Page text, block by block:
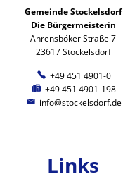
Gemeinde Stockelsdorf
Die Bürgermeisterin
Ahrensböker Straße 7
23617 Stockelsdorf
+49 451 4901-0
+49 451 4901-198
info@stockelsdorf.de
Links